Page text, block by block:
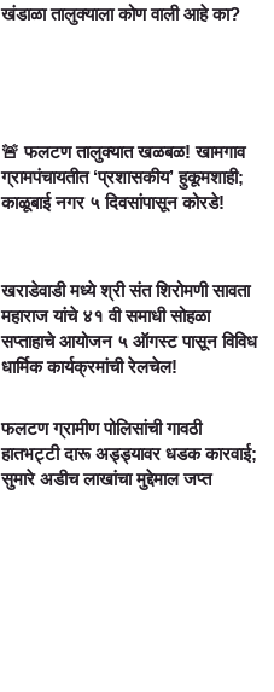
खंडाळा तालुक्याला कोण वाली आहे का?
🚨 फलटण तालुक्यात खळबळ! खामगाव
ग्रामपंचायतीत ‘प्रशासकीय’ हुकूमशाही;
काळूबाई नगर ५ दिवसांपासून कोरडे!
खराडेवाडी मध्ये श्री संत शिरोमणी सावता
महाराज यांचे ४१ वी समाधी सोहळा
सप्ताहाचे आयोजन ५ ऑगस्ट पासून विविध
धार्मिक कार्यक्रमांची रेलचेल!
फलटण ग्रामीण पोलिसांची गावठी
हातभट्टी दारू अड्ड्यावर धडक कारवाई;
सुमारे अडीच लाखांचा मुद्देमाल जप्त